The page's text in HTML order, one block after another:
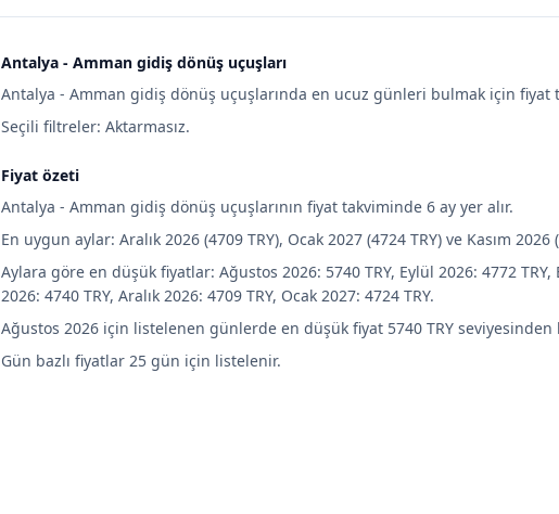
Antalya - Amman gidiş dönüş uçuşları
Antalya - Amman gidiş dönüş uçuşlarında en ucuz günleri bulmak için
Seçili filtreler: Aktarmasız.
Fiyat özeti
Antalya - Amman gidiş dönüş uçuşlarının fiyat takviminde 6 ay yer alır.
En uygun aylar: Aralık 2026 (4709 TRY), Ocak 2027 (4724 TRY) ve Kasım 2026
Aylara göre en düşük fiyatlar: Ağustos 2026: 5740 TRY, Eylül 2026: 4772 TRY,
2026: 4740 TRY, Aralık 2026: 4709 TRY, Ocak 2027: 4724 TRY.
Ağustos 2026 için listelenen günlerde en düşük fiyat 5740 TRY seviyesinden
Gün bazlı fiyatlar 25 gün için listelenir.